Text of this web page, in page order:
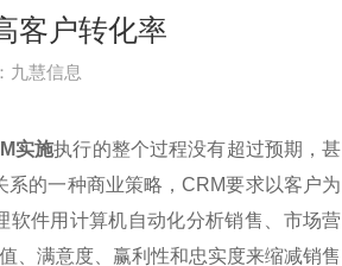
客户转化率
九慧信息
实施执行的整个过程没有超过预期，甚
的一种商业策略，CRM要求以客户为
软件用计算机自动化分析销售、市场营
、满意度、赢利性和忠实度来缩减销售